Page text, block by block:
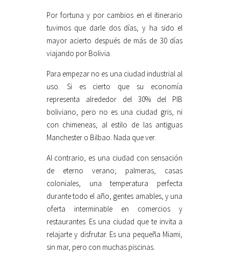
Por fortuna y por cambios en el itinerario
tuvimos que darle dos días, y ha sido el
mayor acierto después de más de 30 días
viajando por Bolivia.
Para empezar no es una ciudad industrial al
uso. Si es cierto que su economía
representa alrededor del 30% del PIB
boliviano, pero no es una ciudad gris, ni
con chimeneas, al estilo de las antiguas
Manchester o Bilbao. Nada que ver.
Al contrario, es una ciudad con sensación
de eterno verano; palmeras, casas
coloniales, una temperatura perfecta
durante todo el año, gentes amables, y una
oferta interminable en comercios y
restaurantes. Es una ciudad que te invita a
relajarte y disfrutar. Es una pequeña Miami,
sin mar, pero con muchas piscinas.